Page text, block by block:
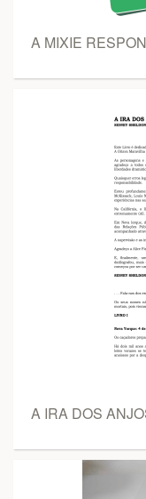
A MIXIE
A IRA DOS